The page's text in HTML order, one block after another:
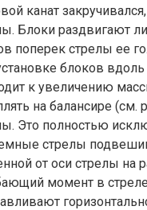
канат
Блоки раздвигают
поперек стрелы ее
блоков вдоль
к увеличению
на балансире
Это полностью
стрелы
от оси стрелы на
момент в